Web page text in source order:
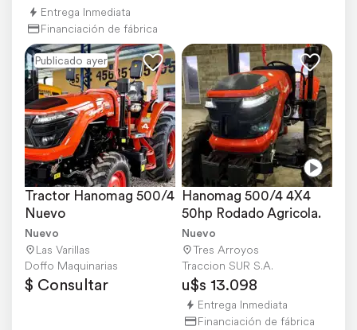
Entrega Inmediata
Financiación de fábrica
Publicado ayer
Tractor Hanomag 500/4
Nuevo
Nuevo
Las Varillas
Doffo Maquinarias
$ Consultar
Hanomag 500/4 4X4
50hp Rodado Agricola.
Nuevo
Tres Arroyos
Traccion SUR S.A.
u$s 13.098
Entrega Inmediata
Financiación de fábrica